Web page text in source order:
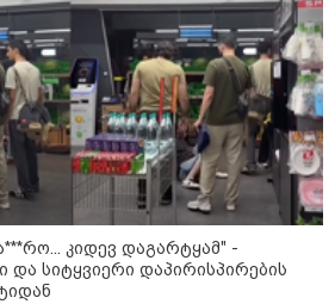
კიდევ დაგარტყამ" -
სიტყვიერი დაპირისპირების